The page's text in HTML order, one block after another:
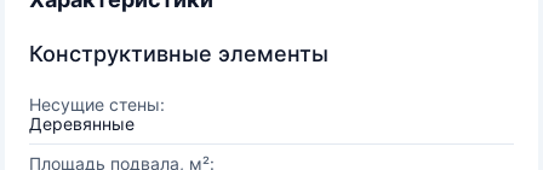
Конструктивные элементы
Несущие стены:
Деревянные
Площадь подвала, м²: